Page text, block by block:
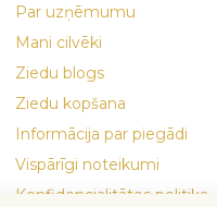
Par uzņēmumu
Mani cilvēki
Ziedu blogs
Ziedu kopšana
Informācija par piegādi
Vispārīgi noteikumi
Konfidencialitātes politika